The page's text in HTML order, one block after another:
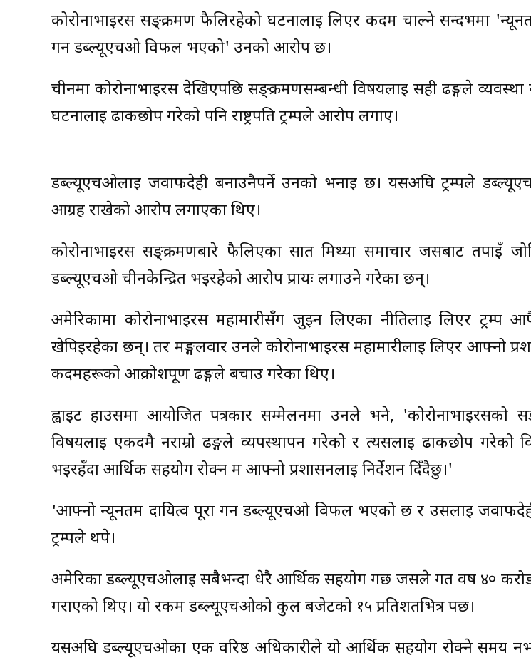
कोरोनाभाइरस सङ्क्रमण फैलिरहेको घटनालाई लिएर कदम चाल्ने सन्दर्भमा
गर्न डब्ल्यूएचओ विफल भएको' उनको आरोप छ।
चीनमा कोरोनाभाइरस देखिएपछि सङ्क्रमणसम्बन्धी विषयलाई सही ढङ्गले
घटनालाई ढाकछोप गरेको पनि राष्ट्रपति ट्रम्पले आरोप लगाए।
डब्ल्यूएचओलाई जवाफदेही बनाउनैपर्ने उनको भनाइ छ। यसअघि ट्रम्पले
आग्रह राखेको आरोप लगाएका थिए।
कोरोनाभाइरस सङ्क्रमणबारे फैलिएका सात मिथ्या समाचार जसबाट तपाईँ
डब्ल्यूएचओ चीनकेन्द्रित भइरहेको आरोप प्रायः लगाउने गरेका छन्।
अमेरिकामा कोरोनाभाइरस महामारीसँग जुझ्न लिएका नीतिलाई लिएर
खेपिइरहेका छन्। तर मङ्गलवार उनले कोरोनाभाइरस महामारीलाई लिएर आफ्नो
कदमहरूको आक्रोशपूर्ण ढङ्गले बचाउ गरेका थिए।
ह्वाइट हाउसमा आयोजित पत्रकार सम्मेलनमा उनले भने, 'कोरोनाभाइरसको
विषयलाई एकदमै नराम्रो ढङ्गले व्यपस्थापन गरेको र त्यसलाई ढाकछोप गरेको
भइरहँदा आर्थिक सहयोग रोक्न म आफ्नो प्रशासनलाई निर्देशन दिँदैछु।'
'आफ्नो न्यूनतम दायित्व पूरा गर्न डब्ल्यूएचओ विफल भएको छ र उसलाई
ट्रम्पले थपे।
अमेरिका डब्ल्यूएचओलाई सबैभन्दा धेरै आर्थिक सहयोग गर्छ जसले गत वर्ष ४०
गराएको थिए। यो रकम डब्ल्यूएचओको कुल बजेटको १५ प्रतिशतभित्र पर्छ।
यसअघि डब्ल्यूएचओका एक वरिष्ठ अधिकारीले यो आर्थिक सहयोग रोक्ने समय